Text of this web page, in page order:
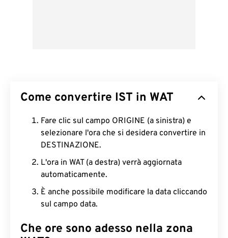
Come convertire IST in WAT
Fare clic sul campo ORIGINE (a sinistra) e
selezionare l'ora che si desidera convertire in
DESTINAZIONE.
L'ora in WAT (a destra) verrà aggiornata
automaticamente.
È anche possibile modificare la data cliccando
sul campo data.
Che ore sono adesso nella zona